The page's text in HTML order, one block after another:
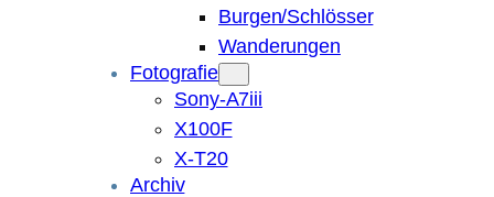
Burgen/Schlösser
Wanderungen
Fotografie
Sony-A7iii
X100F
X-T20
Archiv